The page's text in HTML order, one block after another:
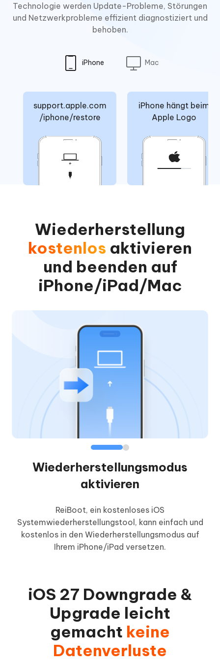
Technologie werden Update-Probleme, Störungen
und Netzwerkprobleme effizient diagnostiziert und
behoben.
iPhone Mac
support.apple.com
/iphone/restore
iPhone hängt beim
Apple Logo
Wiederherstellung
kostenlos aktivieren
und beenden auf
iPhone/iPad/Mac
Wiederherstellungsmodus
aktivieren
ReiBoot, ein kostenloses iOS
Systemwiederherstellungstool, kann einfach und
kostenlos in den Wiederherstellungsmodus auf
Ihrem iPhone/iPad versetzen.
iOS 27 Downgrade &
Upgrade leicht
gemacht keine
Datenverluste